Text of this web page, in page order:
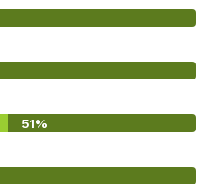
51%